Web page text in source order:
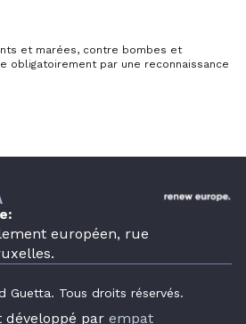
et marées, contre bombes et
obligatoirement par une reconnaissance
européen, rue
Guetta. Tous droits réservés.
développé par empat